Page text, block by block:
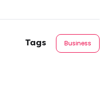
Tags Business